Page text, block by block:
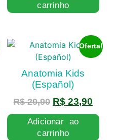
carrinho
Oferta!
Anatomia Kids
(Español)
R$29,90 R$ 23,90
Adicionar ao
carrinho